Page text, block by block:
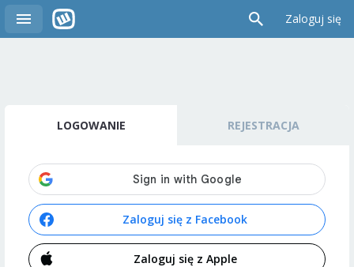
Zaloguj się
LOGOWANIE REJESTRACJA
Zaloguj się z Facebook
Zaloguj się z Apple